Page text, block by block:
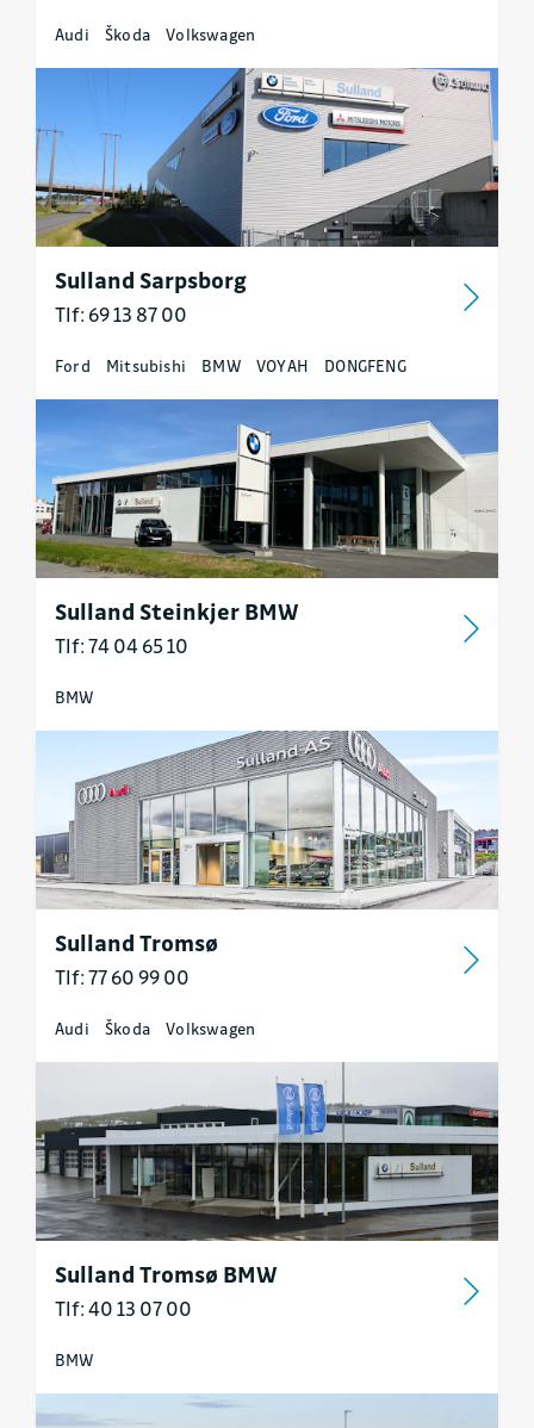
Audi Škoda Volkswagen
Sulland Sarpsborg
Tlf: 69 13 87 00
Ford Mitsubishi BMW VOYAH DONGFENG
Sulland Steinkjer BMW
Tlf: 74 04 65 10
BMW
Sulland Tromsø
Tlf: 77 60 99 00
Audi Škoda Volkswagen
Sulland Tromsø BMW
Tlf: 40 13 07 00
BMW